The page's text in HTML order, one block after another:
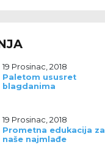
19 Prosinac, 2018
Paletom ususret
blagdanima
19 Prosinac, 2018
Prometna edukacija za
naše najmlađe